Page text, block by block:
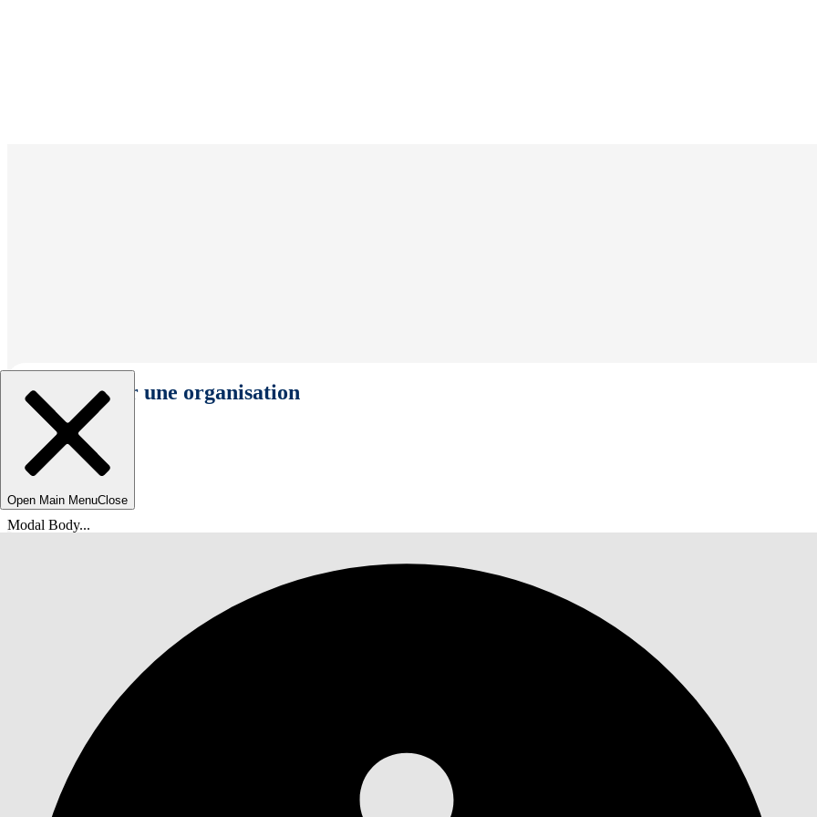
Sélectionner une organisation
Open Main MenuClose
Modal Body...
Vous êtes ici :